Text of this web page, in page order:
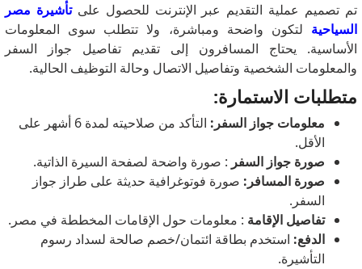
تم تصميم عملية التقديم عبر الإنترنت للحصول علىتأشيرة مصر
السياحية لتكون واضحة ومباشرة، ولا تتطلب سوى المعلومات
الأساسية. يحتاج المسافرون إلى تقديم تفاصيل جواز السفر
والمعلومات الشخصية وتفاصيل الاتصال وحالة التوظيف الحالية.
متطلبات الاستمارة:
معلومات جواز السفر:
التأكد من صلاحيته لمدة 6 أشهر على
الأقل.
صورة جواز السفر : صورة واضحة لصفحة السيرة الذاتية.
صورة المسافر: صورة فوتوغرافية حديثة على طراز جواز
السفر.
تفاصيل الإقامة : معلومات حول الإقامات المخططة في مصر.
الدفع: استخدم بطاقة ائتمان/خصم صالحة لسداد رسوم
التأشيرة.